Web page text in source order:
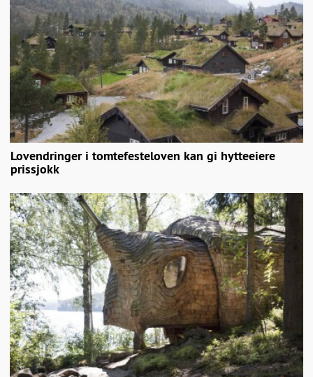
Lovendringer i tomtefesteloven kan gi hytteeiere
prissjokk